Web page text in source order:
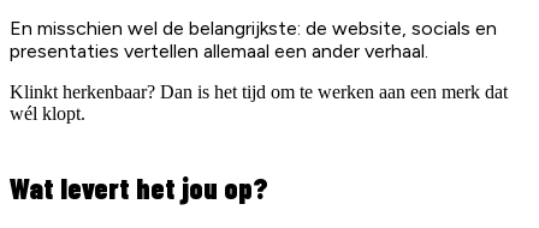
En misschien wel de belangrijkste: de website, socials en
presentaties vertellen allemaal een ander verhaal.
Klinkt herkenbaar? Dan is het tijd om te werken aan een merk dat
wél klopt.
Wat levert het jou op?